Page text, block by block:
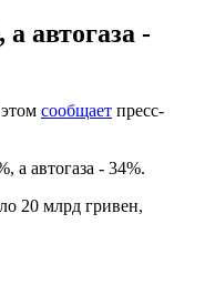
автогаза -
сообщает пресс-
а автогаза - 34%.
20 млрд гривен,